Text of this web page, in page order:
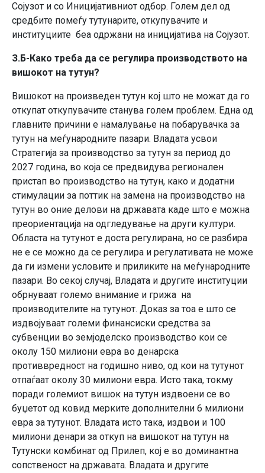
Сојузот и со Иницијативниот одбор. Голем дел од
средбите помеѓу тутунарите, откупувачите и
институциите беа одржани на иницијатива на Сојузот.
З.Б-Како треба да се регулира производството на
вишокот на тутун?
Вишокот на произведен тутун кој што не можат да го
откупат откупувачите станува голем проблем. Една од
главните причини е намалување на побарувачка за
тутун на меѓународните пазари. Владата усвои
Стратегија за производство за тутун за период до
2027 година, во која се предвидува регионален
пристап во производство на тутун, како и додатни
стимулации за поттик на замена на производство на
тутун во оние делови на државата каде што е можна
преориентација на одгледување на други култури.
Областа на тутунот е доста регулирана, но се разбира
не е се можно да се регулира и регулативата не може
да ги измени условите и приликите на меѓународните
пазари. Во секој случај, Владата и другите институции
обрнуваат големо внимание и грижа на
производителите на тутунот. Доказ за тоа е што се
издвојуваат големи финансиски средства за
субвенции во земјоделско производство кои се
околу 150 милиони евра во денарска
противвредност на годишно ниво, од кои на тутунот
отпаѓаат околу 30 милиони евра. Исто така, токму
поради големиот вишок на тутун издвоени се во
буџетот од ковид мерките дополнителни 6 милиони
евра за тутунот. Владата исто така, издвои и 100
милиони денари за откуп на вишокот на тутун на
Тутунски комбинат од Прилеп, кој е во доминантна
сопственост на државата. Владата и другите